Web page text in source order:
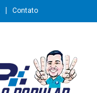
Contato